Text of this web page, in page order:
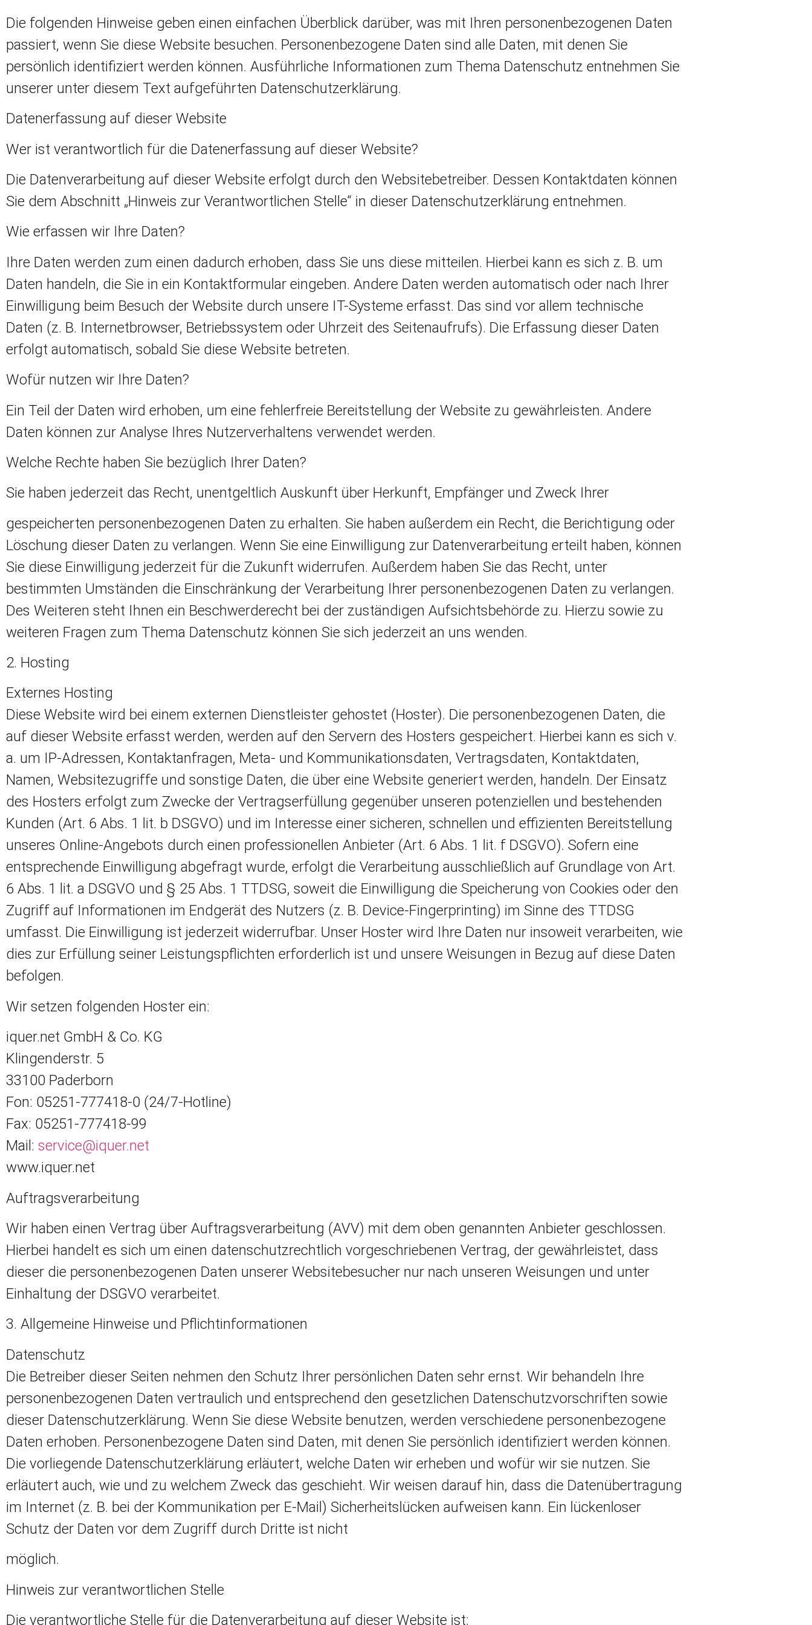
Die folgenden Hinweise geben einen einfachen Überblick darüber, was mit Ihren personenbezogenen Daten
passiert, wenn Sie diese Website besuchen. Personenbezogene Daten sind alle Daten, mit denen Sie
persönlich identifiziert werden können. Ausführliche Informationen zum Thema Datenschutz entnehmen Sie
unserer unter diesem Text aufgeführten Datenschutzerklärung.
Datenerfassung auf dieser Website
Wer ist verantwortlich für die Datenerfassung auf dieser Website?
Die Datenverarbeitung auf dieser Website erfolgt durch den Websitebetreiber. Dessen Kontaktdaten können
Sie dem Abschnitt „Hinweis zur Verantwortlichen Stelle“ in dieser Datenschutzerklärung entnehmen.
Wie erfassen wir Ihre Daten?
Ihre Daten werden zum einen dadurch erhoben, dass Sie uns diese mitteilen. Hierbei kann es sich z. B. um
Daten handeln, die Sie in ein Kontaktformular eingeben. Andere Daten werden automatisch oder nach Ihrer
Einwilligung beim Besuch der Website durch unsere IT-Systeme erfasst. Das sind vor allem technische
Daten (z. B. Internetbrowser, Betriebssystem oder Uhrzeit des Seitenaufrufs). Die Erfassung dieser Daten
erfolgt automatisch, sobald Sie diese Website betreten.
Wofür nutzen wir Ihre Daten?
Ein Teil der Daten wird erhoben, um eine fehlerfreie Bereitstellung der Website zu gewährleisten. Andere
Daten können zur Analyse Ihres Nutzerverhaltens verwendet werden.
Welche Rechte haben Sie bezüglich Ihrer Daten?
Sie haben jederzeit das Recht, unentgeltlich Auskunft über Herkunft, Empfänger und Zweck Ihrer
gespeicherten personenbezogenen Daten zu erhalten. Sie haben außerdem ein Recht, die Berichtigung oder
Löschung dieser Daten zu verlangen. Wenn Sie eine Einwilligung zur Datenverarbeitung erteilt haben, können
Sie diese Einwilligung jederzeit für die Zukunft widerrufen. Außerdem haben Sie das Recht, unter
bestimmten Umständen die Einschränkung der Verarbeitung Ihrer personenbezogenen Daten zu verlangen.
Des Weiteren steht Ihnen ein Beschwerderecht bei der zuständigen Aufsichtsbehörde zu. Hierzu sowie zu
weiteren Fragen zum Thema Datenschutz können Sie sich jederzeit an uns wenden.
2. Hosting
Externes Hosting
Diese Website wird bei einem externen Dienstleister gehostet (Hoster). Die personenbezogenen Daten, die
auf dieser Website erfasst werden, werden auf den Servern des Hosters gespeichert. Hierbei kann es sich v.
a. um IP-Adressen, Kontaktanfragen, Meta- und Kommunikationsdaten, Vertragsdaten, Kontaktdaten,
Namen, Websitezugriffe und sonstige Daten, die über eine Website generiert werden, handeln. Der Einsatz
des Hosters erfolgt zum Zwecke der Vertragserfüllung gegenüber unseren potenziellen und bestehenden
Kunden (Art. 6 Abs. 1 lit. b DSGVO) und im Interesse einer sicheren, schnellen und effizienten Bereitstellung
unseres Online-Angebots durch einen professionellen Anbieter (Art. 6 Abs. 1 lit. f DSGVO). Sofern eine
entsprechende Einwilligung abgefragt wurde, erfolgt die Verarbeitung ausschließlich auf Grundlage von Art.
6 Abs. 1 lit. a DSGVO und § 25 Abs. 1 TTDSG, soweit die Einwilligung die Speicherung von Cookies oder den
Zugriff auf Informationen im Endgerät des Nutzers (z. B. Device-Fingerprinting) im Sinne des TTDSG
umfasst. Die Einwilligung ist jederzeit widerrufbar. Unser Hoster wird Ihre Daten nur insoweit verarbeiten, wie
dies zur Erfüllung seiner Leistungspflichten erforderlich ist und unsere Weisungen in Bezug auf diese Daten
befolgen.
Wir setzen folgenden Hoster ein:
iquer.net GmbH & Co. KG
Klingenderstr. 5
33100 Paderborn
Fon: 05251-777418-0 (24/7-Hotline)
Fax: 05251-777418-99
Mail: service@iquer.net
www.iquer.net
Auftragsverarbeitung
Wir haben einen Vertrag über Auftragsverarbeitung (AVV) mit dem oben genannten Anbieter geschlossen.
Hierbei handelt es sich um einen datenschutzrechtlich vorgeschriebenen Vertrag, der gewährleistet, dass
dieser die personenbezogenen Daten unserer Websitebesucher nur nach unseren Weisungen und unter
Einhaltung der DSGVO verarbeitet.
3. Allgemeine Hinweise und Pflichtinformationen
Datenschutz
Die Betreiber dieser Seiten nehmen den Schutz Ihrer persönlichen Daten sehr ernst. Wir behandeln Ihre
personenbezogenen Daten vertraulich und entsprechend den gesetzlichen Datenschutzvorschriften sowie
dieser Datenschutzerklärung. Wenn Sie diese Website benutzen, werden verschiedene personenbezogene
Daten erhoben. Personenbezogene Daten sind Daten, mit denen Sie persönlich identifiziert werden können.
Die vorliegende Datenschutzerklärung erläutert, welche Daten wir erheben und wofür wir sie nutzen. Sie
erläutert auch, wie und zu welchem Zweck das geschieht. Wir weisen darauf hin, dass die Datenübertragung
im Internet (z. B. bei der Kommunikation per E-Mail) Sicherheitslücken aufweisen kann. Ein lückenloser
Schutz der Daten vor dem Zugriff durch Dritte ist nicht
möglich.
Hinweis zur verantwortlichen Stelle
Die verantwortliche Stelle für die Datenverarbeitung auf dieser Website ist: